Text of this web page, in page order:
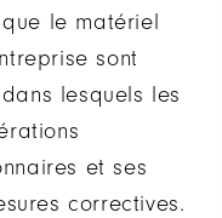
le matériel
sont
lesquels les
et ses
correctives.